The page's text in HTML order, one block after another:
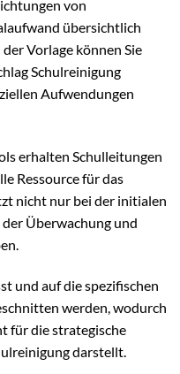
von
übersichtlich
Vorlage können Sie
Schulreinigung
Aufwendungen
erhalten Schulleitungen
Ressource für das
nicht nur bei der initialen
Überwachung und
und auf die spezifischen
werden, wodurch
für die strategische
darstellt.